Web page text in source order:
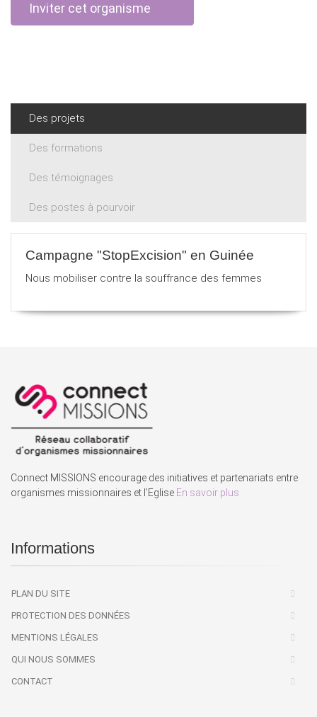
Inviter cet organisme
Des projets
Des formations
Des témoignages
Des postes à pourvoir
Campagne "StopExcision" en Guinée
Nous mobiliser contre la souffrance des femmes
Connect MISSIONS encourage des initiatives et partenariats entre
organismes missionnaires et l’Eglise En savoir plus
Informations
PLAN DU SITE
PROTECTION DES DONNÉES
MENTIONS LÉGALES
QUI NOUS SOMMES
CONTACT